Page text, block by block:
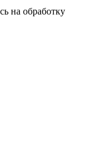
на обработку